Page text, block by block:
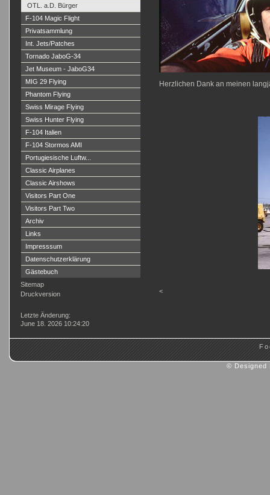
OTL. a.D. Bürger
F-104 Magic Flight
Privatsammlung
Int. Jets/Patches
Tornado JaboG-34
Jet Museum - JaboG34
MIG 29 Flying
Phantom Flying
Swiss Mirage Flying
Swiss Hunter Flying
F-104 Italien
F-104 Stormos AMI
Portugiesische Luftw...
Classic Airplanes
Classic Airshows
Visitors Part One
Visitors Part Two
Archiv
Links
Impresssum
Datenschutzerklärung
Gästebuch
Sitemap
Druckversion
Letzte Änderung:
June 18. 2026 10:24:20
Herzlichen Dank an meinen
<
© Designed